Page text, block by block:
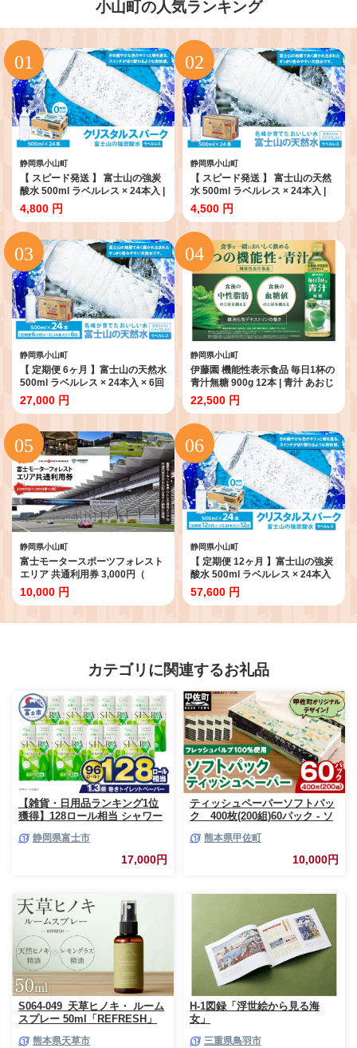
小山町の人気ランキング
静岡県小山町
【 スピード発送 】 富士山の強炭
酸水 500ml ラベルレス × 24本入 |
炭酸水 炭酸 強炭酸 500ml 水 エコ
炭酸飲料 ソーダ ハイボール ペッ
トボトル スパークリングウォータ
ー 炭酸水 無糖 アイリスオーヤマ
静岡県 小山町
4,800 円
静岡県小山町
【 スピード発送 】 富士山の天然
水 500ml ラベルレス × 24本入 |
ナチュラル ミネラルウォーター
500ml 水 エコ ペットボトル 天然
水 飲料水 富士山天然水 アイリス
オーヤマ 静岡県 小山町
4,500 円
静岡県小山町
【 定期便 6ヶ月 】富士山の天然水
500ml ラベルレス × 24本入 × 6回
| ナチュラル ミネラルウォーター
500ml 水 エコ ペットボトル 天然
水 飲料水 富士山天然水 アイリス
オーヤマ 静岡県 小山町
27,000 円
静岡県小山町
伊藤園 機能性表示食品 毎日1杯の
青汁無糖 900g 12本 | 青汁 あおじ
る 国産青汁 国産 無糖 ペットボト
ル 飲料 静岡県 小山町
22,500 円
静岡県小山町
富士モータースポーツフォレスト
エリア 共通利用券 3,000円（
1,000円券 × 3枚 ）│ 体験型 利用
券 体験チケット モータースポー
ュージアム 静岡県 小山町
10,000 円
静岡県小山町
【 定期便 12ヶ月 】富士山の強炭
酸水 500ml ラベルレス × 24本入
× 12回 | 炭酸水 炭酸 強炭酸
500ml 水 エコ 炭酸飲料 ソーダ ハ
リングウォーター 炭酸水 無糖 ア
57,600 円
カテゴリに関連するお礼品
【雑貨・日用品ランキング1位
獲得】128ロール相当 シャワー
ー ダブル プレミアムシンラ 96
ロール (12R×8パック) 配達時間
指定可能 1.3倍巻き トイレット
ーパー 人気 おすすめ [sf001-
012]
静岡県富士市
17,000円
ティッシュペーパーソフトパッ
ク 400枚(200組)60パック - ソ
ー 生活用品 雑貨 日用品 必需品
紙 常備品 まとめ買い 備蓄 防災
ストック 熊本県 甲佐町【ZC】
熊本県甲佐町
10,000円
S064-049_天草ヒノキ・ ルーム
スプレー 50ml「REFRESH」
熊本県天草市
H-1図録「浮世絵から見る海
女」
三重県鳥羽市